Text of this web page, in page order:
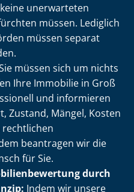
unerwarteten
müssen. Lediglich
müssen separat
müssen sich um nichts
Ihre Immobilie in Groß
und informieren
Zustand, Mängel, Kosten
beantragen wir die
für Sie.
durch
Indem wir unsere